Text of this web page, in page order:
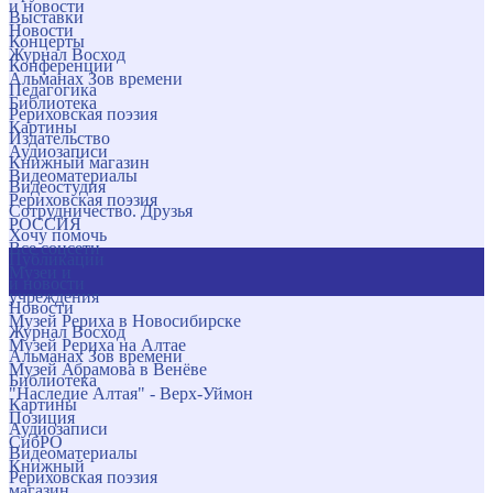
и новости
Новости
Журнал Восход
Альманах Зов времени
Библиотека
Картины
Аудиозаписи
Видеоматериалы
Рериховская поэзия
РОССИЯ
Все соцсети
учреждения
Музей Рериха в Новосибирске
Музей Рериха на Алтае
Музей Абрамова в Венёве
"Наследие Алтая" - Верх-Уймон
Позиция
СибРО
Книжный
Выставки
Концерты
Конференции
Педагогика
Рериховская поэзия
Издательство
Книжный магазин
Видеостудия
Сотрудничество. Друзья
Хочу помочь
Новости
Журнал Восход
Альманах Зов времени
Библиотека
Картины
Аудиозаписи
Видеоматериалы
Рериховская поэзия